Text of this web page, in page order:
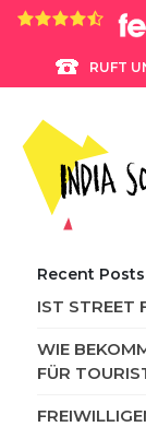
4.8 rating based
RUFT
Recent Posts
IST STREET
WIE
FÜR